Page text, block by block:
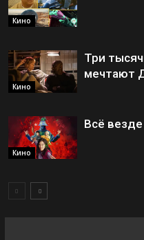
Кино
Кино
Три
мечтают
Кино
Всё